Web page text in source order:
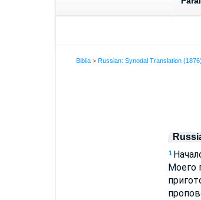
Biblia >Russian: Synodal Translation (1876)
1
Моего